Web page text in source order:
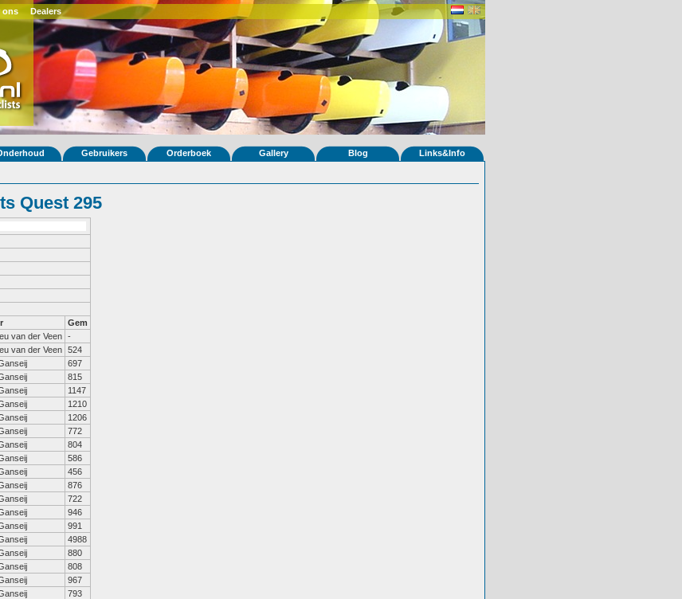
ons Dealers
Gebruikers Orderboek Gallery Blog Links&Info
Quest 295
Gem
van der Veen -
van der Veen 524
697
815
1147
1210
1206
772
804
586
456
876
722
946
991
4988
880
808
967
793